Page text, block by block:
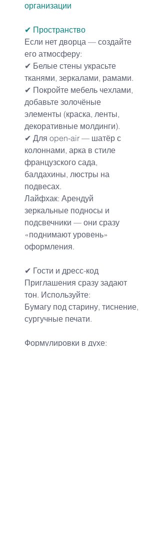
организации
✔ Пространство
Если нет дворца — создайте
его атмосферу:
✔ Белые стены украсьте
тканями, зеркалами, рамами.
✔ Покройте мебель чехлами,
добавьте золочёные
элементы (краска, ленты,
декоративные молдинги).
✔ Для open-air — шатёр с
колоннами, арка в стиле
французского сада,
балдахины, люстры на
подвесах.
Лайфхак: Арендуй
зеркальные подносы и
подсвечники — они сразу
«поднимают уровень»
оформления.
✔ Гости и дресс-код
Приглашения сразу задают
тон. Используйте:
Бумагу под старину, тиснение,
сургучные печати.
Формулировки в духе: